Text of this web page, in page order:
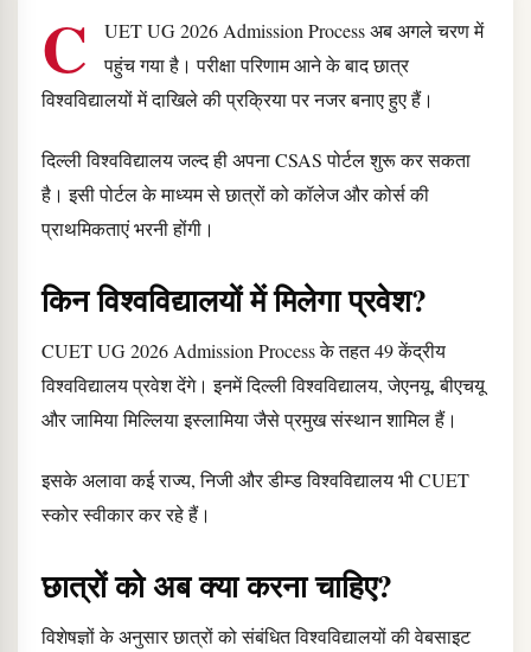
C
UET UG 2026 Admission Process अब अगले चरण में
पहुंच गया है। परीक्षा परिणाम आने के बाद छात्र
विश्वविद्यालयों में दाखिले की प्रक्रिया पर नजर बनाए हुए हैं।
दिल्ली विश्वविद्यालय जल्द ही अपना CSAS पोर्टल शुरू कर सकता
है। इसी पोर्टल के माध्यम से छात्रों को कॉलेज और कोर्स की
प्राथमिकताएं भरनी होंगी।
किन विश्वविद्यालयों में मिलेगा प्रवेश?
CUET UG 2026 Admission Process के तहत 49 केंद्रीय
विश्वविद्यालय प्रवेश देंगे। इनमें दिल्ली विश्वविद्यालय, जेएनयू, बीएचयू
और जामिया मिल्लिया इस्लामिया जैसे प्रमुख संस्थान शामिल हैं।
इसके अलावा कई राज्य, निजी और डीम्ड विश्वविद्यालय भी CUET
स्कोर स्वीकार कर रहे हैं।
छात्रों को अब क्या करना चाहिए?
विशेषज्ञों के अनुसार छात्रों को संबंधित विश्वविद्यालयों की वेबसाइट